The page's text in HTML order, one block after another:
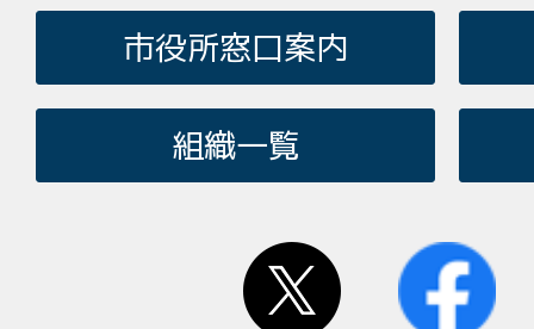
市役所窓口案内
組織一覧